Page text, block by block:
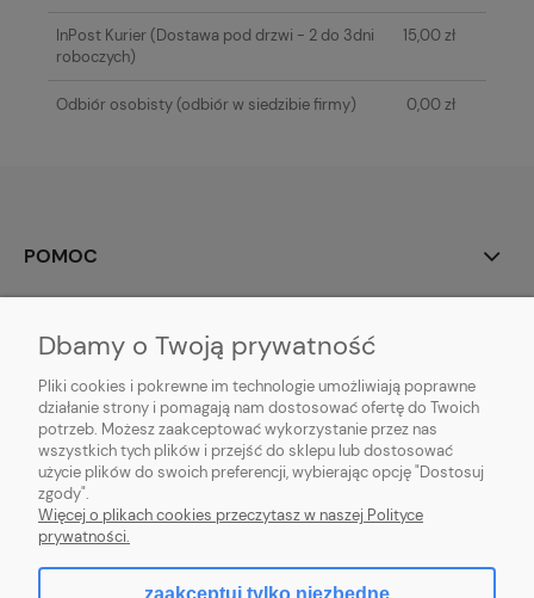
InPost Kurier(Dostawa pod drzwi - 2 do 3dni
roboczych)
15,00 zł
Odbiór osobisty(odbiór w siedzibie firmy) 0,00 zł
POMOC
PŁATNOŚCI I DOSTAWA
INFORMACJE
O NAS
Dbamy o Twoją prywatność
Pliki cookies i pokrewne im technologie umożliwiają poprawne
działanie strony i pomagają nam dostosować ofertę do Twoich
potrzeb. Możesz zaakceptować wykorzystanie przez nas
wszystkich tych plików i przejść do sklepu lub dostosować
użycie plików do swoich preferencji, wybierając opcję "Dostosuj
zgody".
Więcej o plikach cookies przeczytasz w naszej Polityce
prywatności.
zaakceptuj tylko niezbędne